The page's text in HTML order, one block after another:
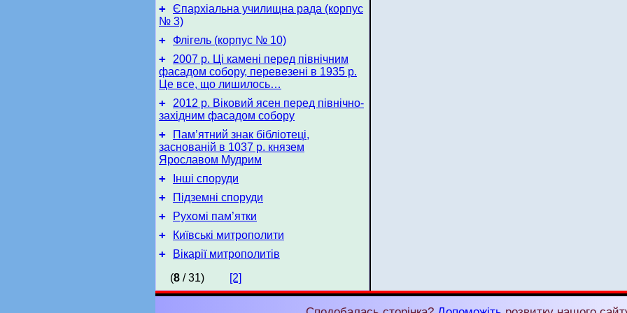
+ Єпархіальна училищна рада (корпус
№ 3)
+ Флігель (корпус № 10)
+
2007 р. Ці камені перед північним
фасадом собору, перевезені в 1935 р.
Це все, що лишилось…
+
2012 р. Віковий ясен перед північно-
західним фасадом собору
+
Пам’ятний знак бібліотеці,
заснованій в 1037 р. князем
Ярославом Мудрим
+ Інші споруди
+ Підземні споруди
+ Рухомі пам’ятки
+ Київські митрополити
+
Вікарії митрополитів
(8 / 31) [2]